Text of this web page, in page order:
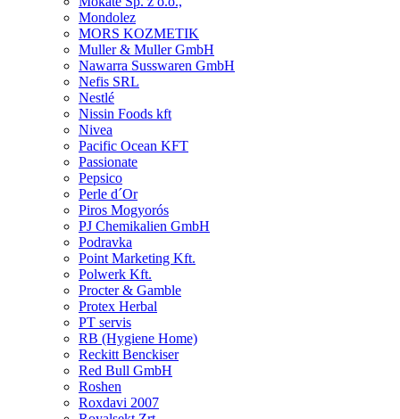
Mondolez
MORS KOZMETIK
Muller & Muller GmbH
Nawarra Susswaren GmbH
Nefis SRL
Nestlé
Nissin Foods kft
Nivea
Pacific Ocean KFT
Passionate
Pepsico
Perle d´Or
Piros Mogyorós
PJ Chemikalien GmbH
Podravka
Point Marketing Kft.
Polwerk Kft.
Procter & Gamble
Protex Herbal
PT servis
RB (Hygiene Home)
Reckitt Benckiser
Red Bull GmbH
Roshen
Roxdavi 2007